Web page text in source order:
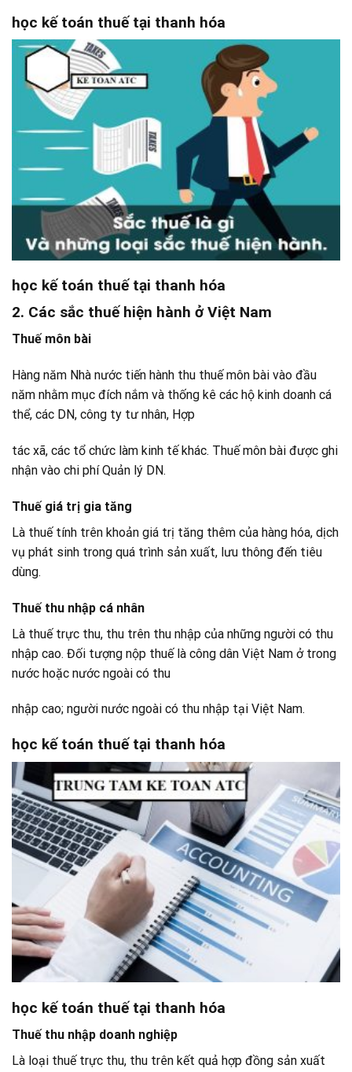
học kế toán thuế tại thanh hóa
học kế toán thuế tại thanh hóa
2. Các sắc thuế hiện hành ở Việt Nam
Thuế môn bài
Hàng năm Nhà nước tiến hành thu thuế môn bài vào đầu
năm nhằm mục đích nắm và thống kê các hộ kinh doanh cá
thể, các DN, công ty tư nhân, Hợp
tác xã, các tổ chức làm kinh tế khác. Thuế môn bài được ghi
nhận vào chi phí Quản lý DN.
Thuế giá trị gia tăng
Là thuế tính trên khoản giá trị tăng thêm của hàng hóa, dịch
vụ phát sinh trong quá trình sản xuất, lưu thông đến tiêu
dùng.
Thuế thu nhập cá nhân
Là thuế trực thu, thu trên thu nhập của những người có thu
nhập cao. Đối tượng nộp thuế là công dân Việt Nam ở trong
nước hoặc nước ngoài có thu
nhập cao; người nước ngoài có thu nhập tại Việt Nam.
học kế toán thuế tại thanh hóa
học kế toán thuế tại thanh hóa
Thuế thu nhập doanh nghiệp
Là loại thuế trực thu, thu trên kết quả hợp đồng sản xuất